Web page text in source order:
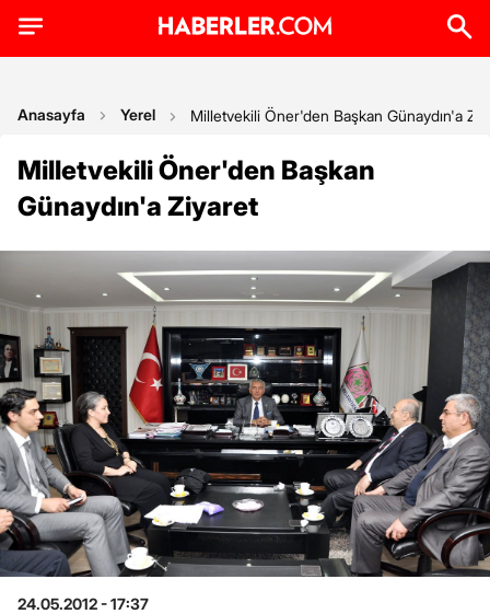
Anasayfa Yerel Milletvekili Öner'den Başkan Günaydın'a
Milletvekili Öner'den Başkan
Günaydın'a Ziyaret
24.05.2012 - 17:37